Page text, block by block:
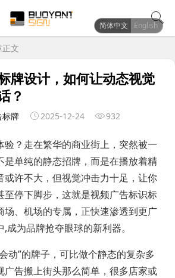
正文
牌设计，如何让动态视觉
？
标牌 2025-12-24 932
验？走在繁华的商业街上，突然被一
单纯的静态招牌，而是在播放着精
或许不大，但视觉冲击力十足，让你
至停下脚步，这就是视频广告标识标
场、机场的专属，正快速渗透到更广
成为品牌抢夺眼球的新利器。
动”的牌子，可比做个静态的复杂多
广告搬上街头那么简单，很多店家或
简体中文 English